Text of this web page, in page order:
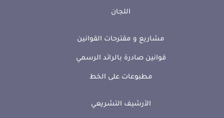
اللجان
مشاريع و مقترحات القوانين
قوانين صادرة بالرائد الرسمي
مطبوعات على الخط
الأرشيف التشريعي